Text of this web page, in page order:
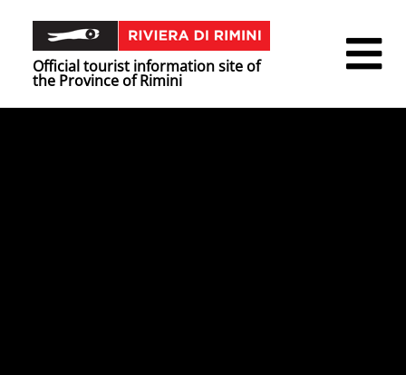
Official tourist information site of
the Province of Rimini